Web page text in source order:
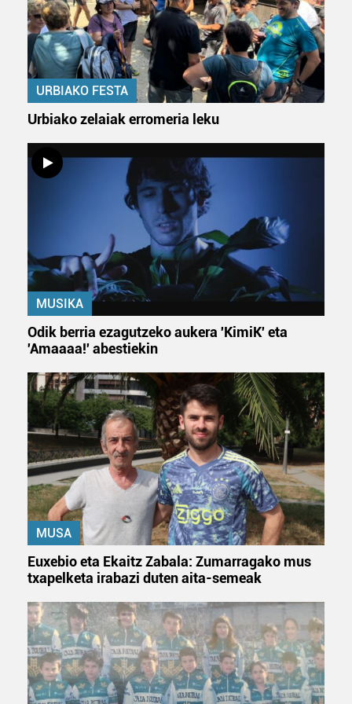
fitxategiak erabiltzen ditu. Zure esperientzia eta
zerbitzuak hobetzeko asmoz, cookie teknologiaz
baliatzen gara. Ohar hau onartuz gero, teknologia hori
erabiltzeko baimen esplizitua ematen diguzu.Gehiago
irakurri
URBIAKO FESTA
Urbiako zelaiak erromeria leku
MUSIKA
Odik berria ezagutzeko aukera 'KimiK' eta
'Amaaaa!' abestiekin
MUSA
Euxebio eta Ekaitz Zabala: Zumarragako mus
txapelketa irabazi duten aita-semeak